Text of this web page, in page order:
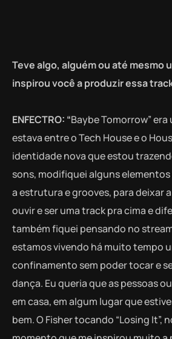
Teve algo, alguém ou até mesmo
inspirou você a produzir essa
ENFECTRO: “Baybe Tomorrow” era
estava entre o Tech House e o
identidade nova que estou
sons, modifiquei alguns
a estrutura e grooves, para deixar
ouvir e ser uma track pra cima e
também fiquei pensando no
estamos vivendo há muito tempo
confinamento sem poder tocar e
dança. Eu queria que as pessoas
em casa, em algum lugar que
bem. O Fisher tocando “Losing It”,